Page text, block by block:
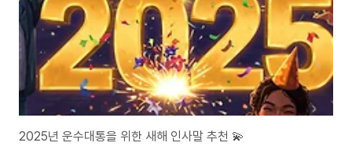
2025년 운수대통을 위한 새해 인사말 추천 💫